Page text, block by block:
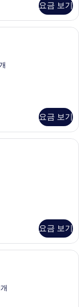
요금 보기
로우탑 침대, 미니바, 책상
요금 보기
퀸사이즈침대 1개, 금연 |
요금 보기
로우탑 침대, 미니바, 책상